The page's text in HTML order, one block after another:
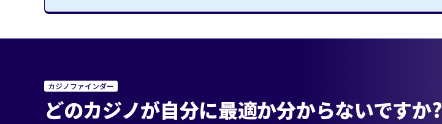
カジノファインダー
どのカジノが自分に最適か分からないですか?